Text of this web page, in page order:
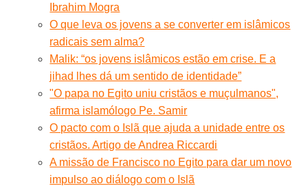
Ibrahim Mogra
O que leva os jovens a se converter em islâmicos
radicais sem alma?
Malik: “os jovens islâmicos estão em crise. E a
jihad lhes dá um sentido de identidade”
"O papa no Egito uniu cristãos e muçulmanos",
afirma islamólogo Pe. Samir
O pacto com o Islã que ajuda a unidade entre os
cristãos. Artigo de Andrea Riccardi
A missão de Francisco no Egito para dar um novo
impulso ao diálogo com o Islã